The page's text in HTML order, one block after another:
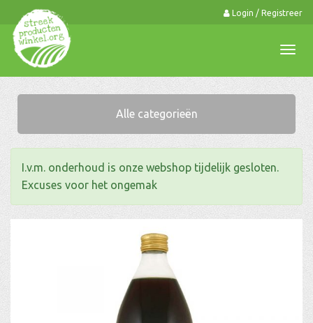
Login / Registreer
Alle categorieën
I.v.m. onderhoud is onze webshop tijdelijk gesloten.
Excuses voor het ongemak